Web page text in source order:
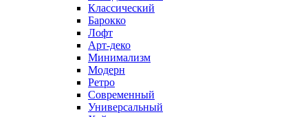
Классический
Барокко
Лофт
Арт-деко
Минимализм
Модерн
Ретро
Современный
Универсальный